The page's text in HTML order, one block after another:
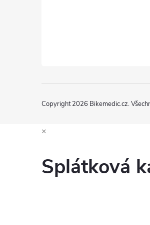
Copyright 2026 Bikemedic.cz.
×
Splátková